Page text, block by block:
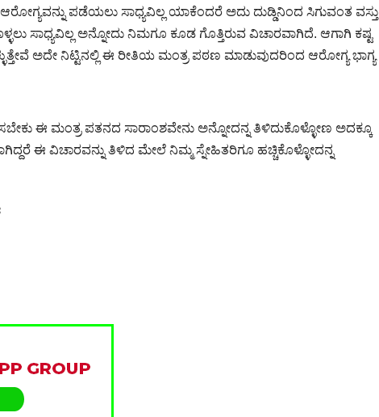
ಪಡೆಯಲು ಸಾಧ್ಯವಿಲ್ಲ ಯಾಕೆಂದರೆ ಅದು ದುಡ್ಡಿನಿಂದ ಸಿಗುವಂತ ವಸ್ತು
ಸಾಧ್ಯವಿಲ್ಲ ಅನ್ನೋದು ನಿಮಗೂ ಕೂಡ ಗೊತ್ತಿರುವ ವಿಚಾರವಾಗಿದೆ. ಆಗಾಗಿ ಕಷ್ಟ
ಅದೇ ನಿಟ್ಟಿನಲ್ಲಿ ಈ ರೀತಿಯ ಮಂತ್ರ ಪಠಣ ಮಾಡುವುದರಿಂದ ಆರೋಗ್ಯ ಭಾಗ್ಯ
ಈ ಮಂತ್ರ ಪತನದ ಸಾರಾಂಶವೇನು ಅನ್ನೋದನ್ನ ತಿಳಿದುಕೊಳ್ಳೋಣ ಅದಕ್ಕೂ
ಈ ವಿಚಾರವನ್ನು ತಿಳಿದ ಮೇಲೆ ನಿಮ್ಮ ಸ್ನೇಹಿತರಿಗೂ ಹಚ್ಚಿಕೊಳ್ಳೋದನ್ನ